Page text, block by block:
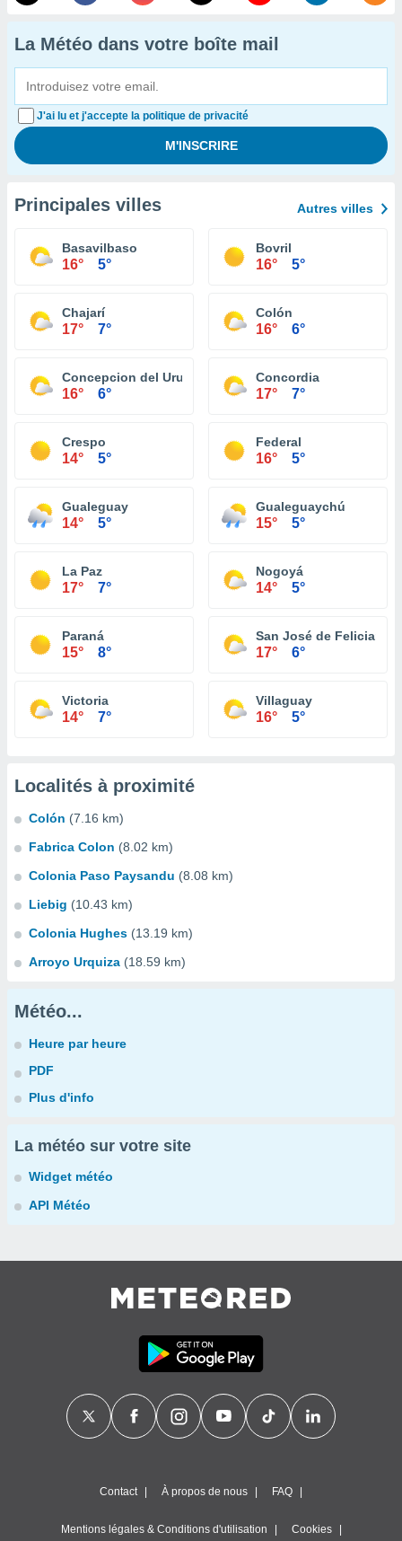
La Météo dans votre boîte mail
J'ai lu et j'accepte la politique de privacité
Principales villes Autres villes
Basavilbaso
16° 5°
Bovril
16° 5°
Chajarí
17° 7°
Colón
16° 6°
Concepcion del Uruguay
16° 6°
Concordia
17° 7°
Crespo
14° 5°
Federal
16° 5°
Gualeguay
14° 5°
Gualeguaychú
15° 5°
La Paz
17° 7°
Nogoyá
14° 5°
Paraná
15° 8°
San José de Feliciano
17° 6°
Victoria
14° 7°
Villaguay
16° 5°
Localités à proximité
Colón (7.16 km)
Fabrica Colon (8.02 km)
Colonia Paso Paysandu (8.08 km)
Liebig (10.43 km)
Colonia Hughes (13.19 km)
Arroyo Urquiza (18.59 km)
Météo...
Heure par heure
PDF
Plus d'info
La météo sur votre site
Widget météo
API Météo
Contact À propos de nous FAQ
Mentions légales & Conditions d'utilisation Cookies